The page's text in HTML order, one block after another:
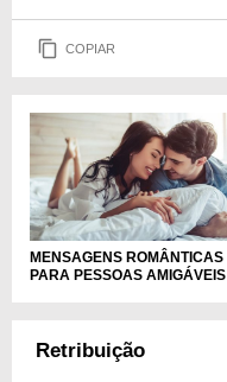
COPIAR
MENSAGENS ROMÂNTICAS
PARA PESSOAS AMIGÁVEIS
Retribuição